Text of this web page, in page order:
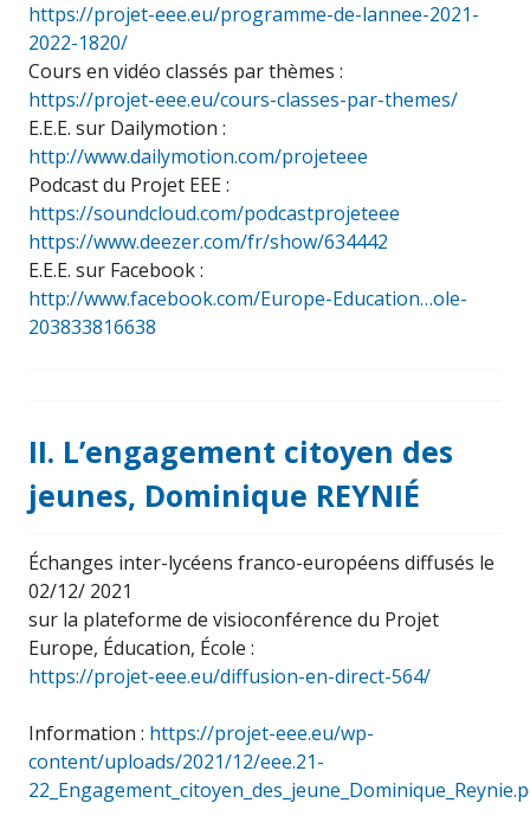
https://projet-eee.eu/programme-de-lannee-2021-
2022-1820/
Cours en vidéo classés par thèmes :
https://projet-eee.eu/cours-classes-par-themes/
E.E.E. sur Dailymotion :
http://www.dailymotion.com/projeteee
Podcast du Projet EEE :
https://soundcloud.com/podcastprojeteee
https://www.deezer.com/fr/show/634442
E.E.E. sur Facebook :
http://www.facebook.com/Europe-Education…ole-
203833816638
II. L’engagement citoyen des
jeunes, Dominique REYNIÉ
Échanges inter-lycéens franco-européens diffusés le
02/12/ 2021
sur la plateforme de visioconférence du Projet
Europe, Éducation, École :
https://projet-eee.eu/diffusion-en-direct-564/
Information : https://projet-eee.eu/wp-
content/uploads/2021/12/eee.21-